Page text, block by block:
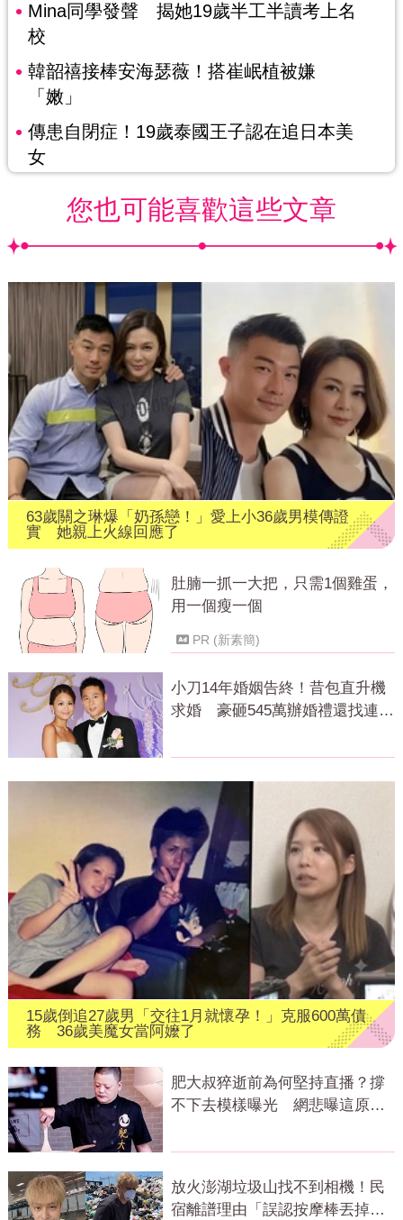
Mina同學發聲 揭她19歲半工半讀考上名
校
韓韶禧接棒安海瑟薇！搭崔岷植被嫌
「嫩」
傳患自閉症！19歲泰國王子認在追日本美
女
您也可能喜歡這些文章
63歲關之琳爆「奶孫戀！」愛上小36歲男模傳證
實 她親上火線回應了
肚腩一抓一大把，只需1個雞蛋，
用一個瘦一個
PR (新素簡)
小刀14年婚姻告終！昔包直升機
求婚 豪砸545萬辦婚禮還找連戰
15歲倒追27歲男「交往1月就懷孕！」克服600萬債
務 36歲美魔女當阿嬤了
肥大叔猝逝前為何堅持直播？撐
不下去模樣曝光 網悲曝這原因
放火澎湖垃圾山找不到相機！民
宿離譜理由「誤認按摩棒丟掉」